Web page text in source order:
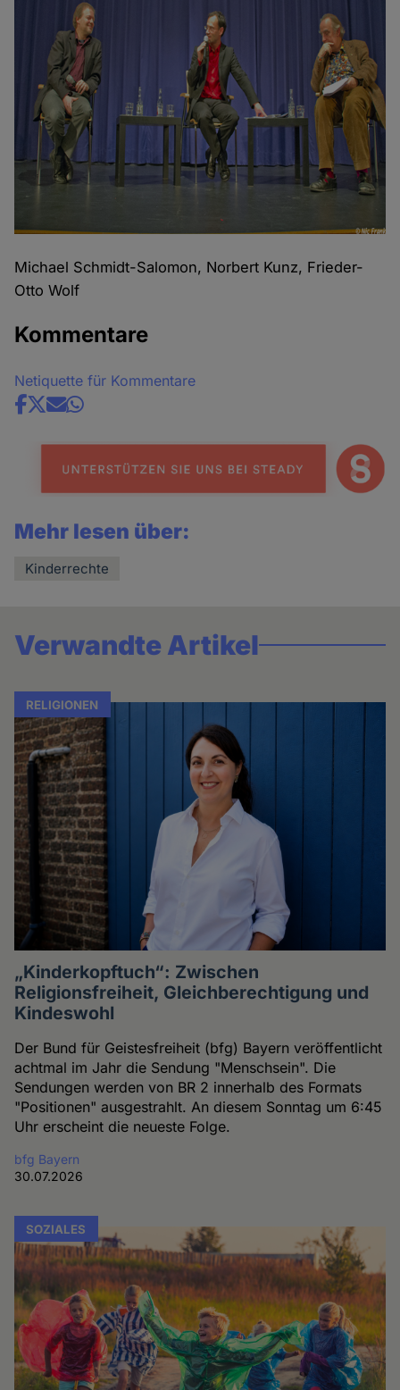
Michael Schmidt-Salomon, Norbert Kunz, Frieder-
Otto Wolf
Kommentare
Netiquette für Kommentare
Share
news
Mehr lesen über:
Kinderrechte
Verwandte Artikel
RELIGIONEN
„Kinderkopftuch“: Zwischen
Religionsfreiheit, Gleichberechtigung und
Kindeswohl
Der Bund für Geistesfreiheit (bfg) Bayern veröffentlicht
achtmal im Jahr die Sendung "Menschsein". Die
Sendungen werden von BR 2 innerhalb des Formats
"Positionen" ausgestrahlt. An diesem Sonntag um 6:45
Uhr erscheint die neueste Folge.
bfg Bayern
30.07.2026
SOZIALES